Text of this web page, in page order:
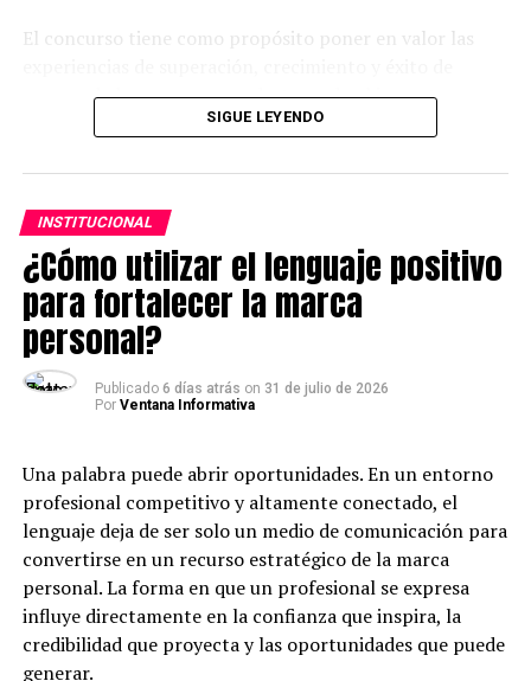
El concurso tiene como propósito poner en valor las
emprendedores peruanos, destacando el impacto que
sus negocios generan en sus familias, comunidades y en
Arequipa busca inspirar a más peruanos a emprender y
fortalecer el reconocimiento social hacia quienes
construyen negocios desde el esfuerzo propio.
La convocatoria contempla seis categorías: Fuerza
Mujer, dirigida a emprendedoras que hayan superado y
enfrentado barreras de género; Emprendedor Joven,
para jóvenes líderes de negocio con alto potencial de
crecimiento; MYPE Sostenible, que reconoce prácticas
conjunto; Emprendimiento Innovador, que premia
soluciones que usan la innovación como pilar; y Legado
que Inspira, dirigida a emprendimientos con más de 10
años que han logrado un impacto destacado en sus
comunidades.
Esta edición premiará a 18 ganadores a nivel nacional,
SIGUE LEYENDO
INSTITUCIONAL
¿Cómo utilizar el lenguaje positivo
para fortalecer la marca
personal?
Publicado 6 días atrás on 31 de julio de 2026
Por Ventana Informativa
Una palabra puede abrir oportunidades. En un entorno
profesional competitivo y altamente conectado, el
lenguaje deja de ser solo un medio de comunicación para
convertirse en un recurso estratégico de la marca
personal. La forma en que un profesional se expresa
influye directamente en la confianza que inspira, la
credibilidad que proyecta y las oportunidades que puede
generar.